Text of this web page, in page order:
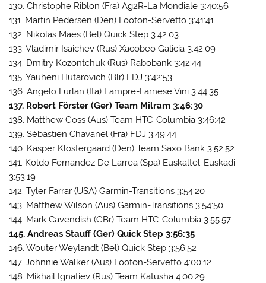
130. Christophe Riblon (Fra) Ag2R-La Mondiale 3:40:56
131. Martin Pedersen (Den) Footon-Servetto 3:41:41
132. Nikolas Maes (Bel) Quick Step 3:42:03
133. Vladimir Isaichev (Rus) Xacobeo Galicia 3:42:09
134. Dmitry Kozontchuk (Rus) Rabobank 3:42:44
135. Yauheni Hutarovich (Blr) FDJ 3:42:53
136. Angelo Furlan (Ita) Lampre-Farnese Vini 3:44:35
137. Robert Förster (Ger) Team Milram 3:46:30
138. Matthew Goss (Aus) Team HTC-Columbia 3:46:42
139. Sébastien Chavanel (Fra) FDJ 3:49:44
140. Kasper Klostergaard (Den) Team Saxo Bank 3:52:52
141. Koldo Fernandez De Larrea (Spa) Euskaltel-Euskadi
3:53:19
142. Tyler Farrar (USA) Garmin-Transitions 3:54:20
143. Matthew Wilson (Aus) Garmin-Transitions 3:54:50
144. Mark Cavendish (GBr) Team HTC-Columbia 3:55:57
145. Andreas Stauff (Ger) Quick Step 3:56:35
146. Wouter Weylandt (Bel) Quick Step 3:56:52
147. Johnnie Walker (Aus) Footon-Servetto 4:00:12
148. Mikhail Ignatiev (Rus) Team Katusha 4:00:29